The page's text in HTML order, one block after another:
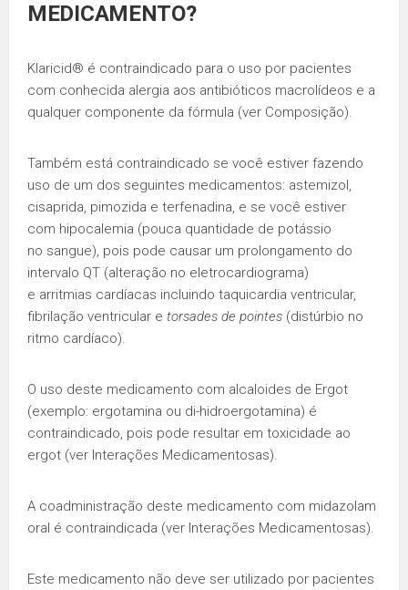
MEDICAMENTO?
Klaricid® é contraindicado para o uso por pacientes
com conhecida alergia aos antibióticos macrolídeos e a
qualquer componente da fórmula (ver Composição).
Também está contraindicado se você estiver fazendo
uso de um dos seguintes medicamentos: astemizol,
cisaprida, pimozida e terfenadina, e se você estiver
com hipocalemia (pouca quantidade de potássio
no sangue), pois pode causar um prolongamento do
intervalo QT (alteração no eletrocardiograma)
e arritmias cardíacas incluindo taquicardia ventricular,
fibrilação ventricular e torsades de pointes (distúrbio no
ritmo cardíaco).
O uso deste medicamento com alcaloides de Ergot
(exemplo: ergotamina ou di-hidroergotamina) é
contraindicado, pois pode resultar em toxicidade ao
ergot (ver Interações Medicamentosas).
A coadministração deste medicamento com midazolam
oral é contraindicada (ver Interações Medicamentosas).
Este medicamento não deve ser utilizado por pacientes